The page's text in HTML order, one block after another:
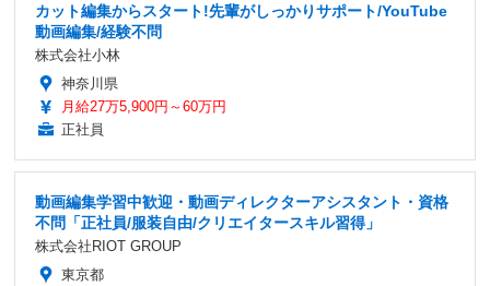
カット編集からスタート!先輩がしっかりサポート/YouTube
動画編集/経験不問
株式会社小林
神奈川県
月給27万5,900円～60万円
正社員
動画編集学習中歓迎・動画ディレクターアシスタント・資格
不問「正社員/服装自由/クリエイタースキル習得」
株式会社RIOT GROUP
東京都